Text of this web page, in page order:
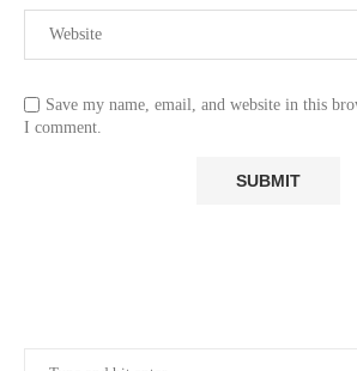
Save my name, email, and website in this
I comment.